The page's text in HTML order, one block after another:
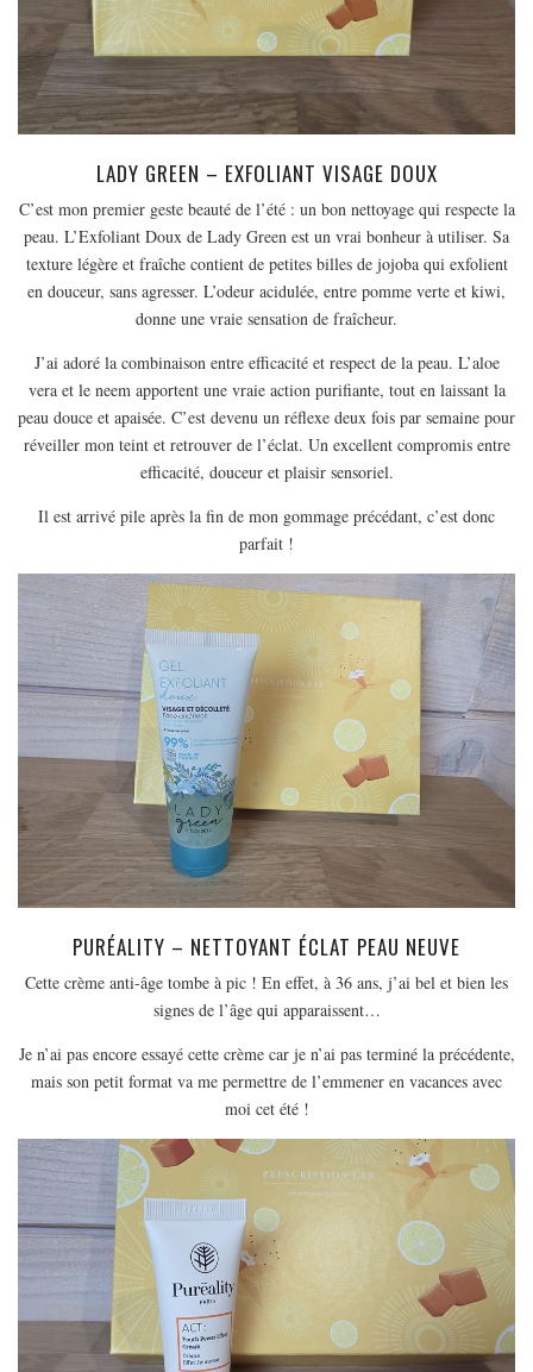
MON PROGRAMME DE YOGA EN LIGNE
AUTRES CATÉGORIES
MODE
BEAUTÉ
DIVERSES BOX
LIFESTYLE
ME CONTACTER
A PROPOS
LADY GREEN – EXFOLIANT VISAGE DOUX
C’est mon premier geste beauté de l’été : un bon nettoyage qui respecte la
peau. L’Exfoliant Doux de Lady Green est un vrai bonheur à utiliser. Sa
texture légère et fraîche contient de petites billes de jojoba qui exfolient
en douceur, sans agresser. L’odeur acidulée, entre pomme verte et kiwi,
donne une vraie sensation de fraîcheur.
J’ai adoré la combinaison entre efficacité et respect de la peau. L’aloe
vera et le neem apportent une vraie action purifiante, tout en laissant la
peau douce et apaisée. C’est devenu un réflexe deux fois par semaine pour
réveiller mon teint et retrouver de l’éclat. Un excellent compromis entre
efficacité, douceur et plaisir sensoriel.
Il est arrivé pile après la fin de mon gommage précédant, c’est donc
parfait !
PURÉALITY – NETTOYANT ÉCLAT PEAU NEUVE
Cette crème anti-âge tombe à pic ! En effet, à 36 ans, j’ai bel et bien les
signes de l’âge qui apparaissent…
Je n’ai pas encore essayé cette crème car je n’ai pas terminé la précédente,
mais son petit format va me permettre de l’emmener en vacances avec
moi cet été !